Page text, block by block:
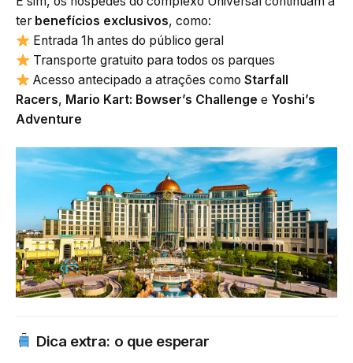
ter benefícios exclusivos, como:
Entrada 1h antes do público geral
Transporte gratuito para todos os parques
Acesso antecipado a atrações como Starfall
Racers, Mario Kart: Bowser’s Challenge e Yoshi’s
Adventure
Dica extra: o que esperar